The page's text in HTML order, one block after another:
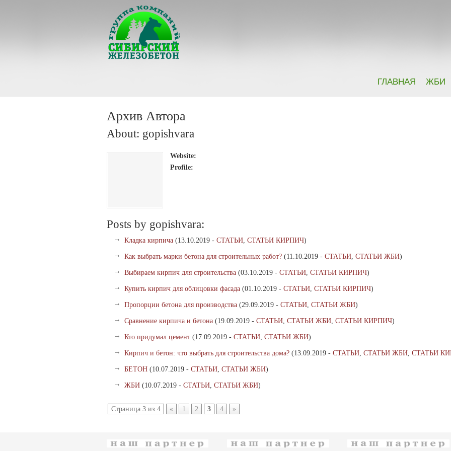
ГЛАВНАЯ ЖБИ
Архив Автора
About: gopishvara
Website:
Profile:
Posts by gopishvara:
Кладка кирпича (13.10.2019 - СТАТЬИ, СТАТЬИ КИРПИЧ)
Как выбрать марки бетона для строительных работ? (11.10.2019 - СТАТЬИ, СТАТЬИ ЖБИ)
Выбираем кирпич для строительства (03.10.2019 - СТАТЬИ, СТАТЬИ КИРПИЧ)
Купить кирпич для облицовки фасада (01.10.2019 - СТАТЬИ, СТАТЬИ КИРПИЧ)
Пропорции бетона для производства (29.09.2019 - СТАТЬИ, СТАТЬИ ЖБИ)
Сравнение кирпича и бетона (19.09.2019 - СТАТЬИ, СТАТЬИ ЖБИ, СТАТЬИ КИРПИЧ)
Кто придумал цемент (17.09.2019 - СТАТЬИ, СТАТЬИ ЖБИ)
Кирпич и бетон: что выбрать для строительства дома? (13.09.2019 - СТАТЬИ, СТАТЬИ ЖБИ, СТАТЬИ
БЕТОН (10.07.2019 - СТАТЬИ, СТАТЬИ ЖБИ)
ЖБИ (10.07.2019 - СТАТЬИ, СТАТЬИ ЖБИ)
Страница 3 из 4 « 1 2 3 4 »